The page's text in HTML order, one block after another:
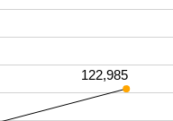
122,985